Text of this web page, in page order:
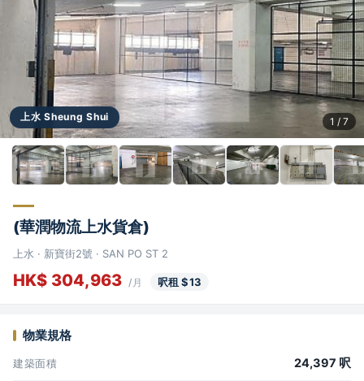
上水 Sheung Shui 1 / 7
(華潤物流上水貨倉)
上水 · 新寶街2號 · SAN PO ST 2
HK$ 304,963 /月 呎租 $13
物業規格
建築面積 24,397 呎